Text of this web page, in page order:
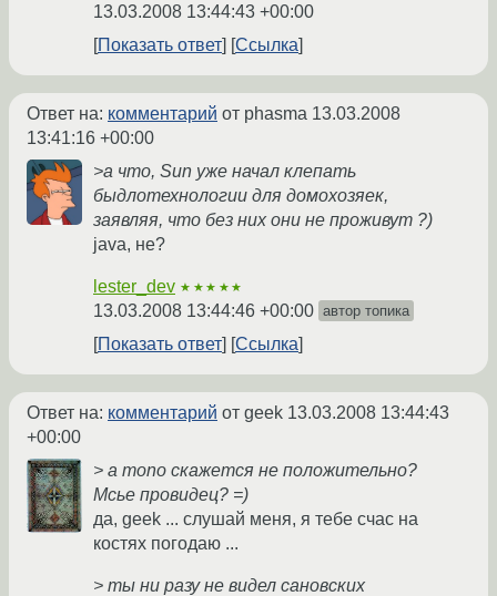
13.03.2008 13:44:43 +00:00
Показать ответ
Ссылка
Ответ на: комментарий от phasma 13.03.2008
13:41:16 +00:00
>а что, Sun уже начал клепать
быдлотехнологии для домохозяек,
заявляя, что без них они не проживут ?)
java, не?
lester_dev ★★★★★
13.03.2008 13:44:46 +00:00 автор топика
Показать ответ Ссылка
Ответ на: комментарий от geek 13.03.2008 13:44:43
+00:00
> а mono скажется не положительно?
Мсье провидец? =)
да, geek ... слушай меня, я тебе счас на
костях погодаю ...
> ты ни разу не видел сановских